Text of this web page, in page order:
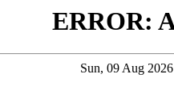
ERROR:
Sun, 09 Aug